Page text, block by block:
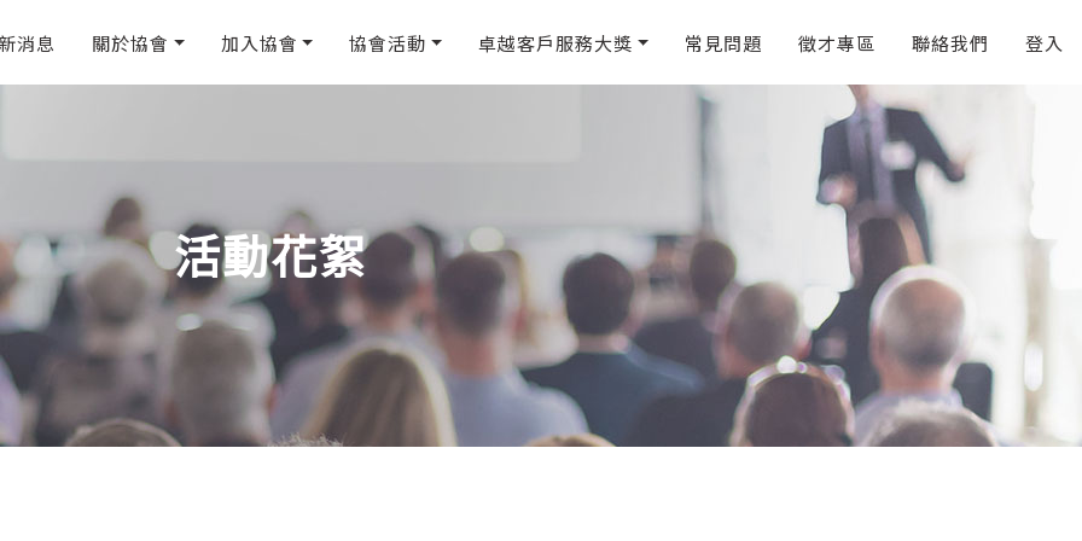
消息 關於協會 加入協會 協會活動 卓越客戶服務大獎 常見問題 徵才專區 聯絡我們 登入
活動花絮